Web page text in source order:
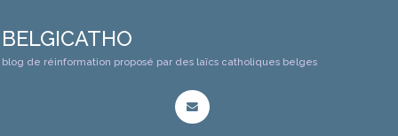
BELGICATHO
blog de réinformation proposé par des laïcs catholiques belges